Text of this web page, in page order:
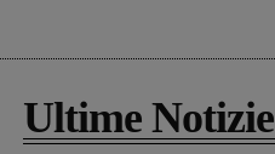
Ultime Notizie